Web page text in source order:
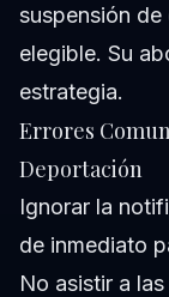
suspensión
elegible. Su
estrategia.
Errores
Deportación
Ignorar la
de inmediato
No asistir a